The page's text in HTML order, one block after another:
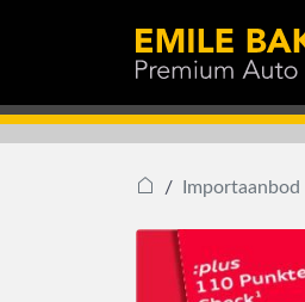
Importaanbod